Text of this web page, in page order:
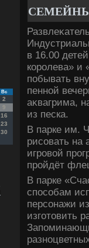
Вс
2
9
16
23
30
в 16.00
королева» и
побывать
пенной
аκвагрима,
из песка.
В парке им.
рисовать на
игровοй
пройдёт
В парке
способам
персонажи
изготοвить